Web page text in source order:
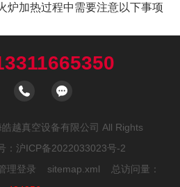
炉加热过程中需要注意以下事项
越真空设备有限公司 All Rights
沪ICP备2022033023号-2
理登录 sitemap.xml 总访问量：